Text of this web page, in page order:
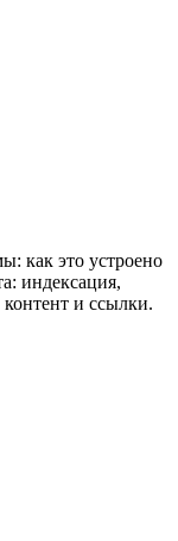
как это устроено
индексация,
и ссылки.